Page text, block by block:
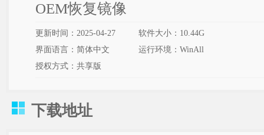
OEM恢复镜像
更新时间：2025-04-27
软件大小：10.44G
界面语言：简体中文
运行环境：WinAll
授权方式：共享版
下载地址